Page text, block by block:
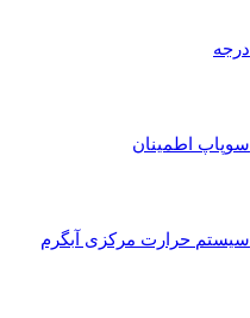
درجه
سوپاپ اطمینان
سیستم حرارت مرکزی آبگرم